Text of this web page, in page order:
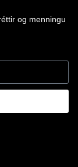
og menningu